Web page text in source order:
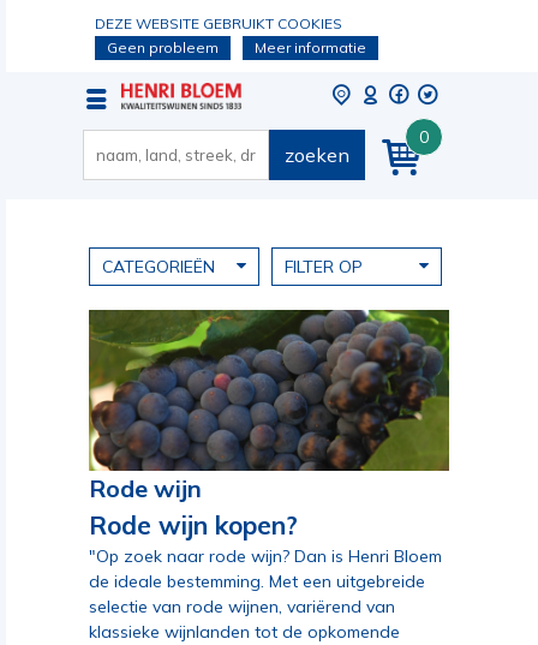
DEZE WEBSITE GEBRUIKT COOKIES
Geen probleem
Meer informatie
0
zoeken
CATEGORIEËN FILTER OP
Rode wijn
Rode wijn kopen?
"Op zoek naar rode wijn? Dan is Henri Bloem
de ideale bestemming. Met een uitgebreide
selectie van rode wijnen, variërend van
klassieke wijnlanden tot de opkomende